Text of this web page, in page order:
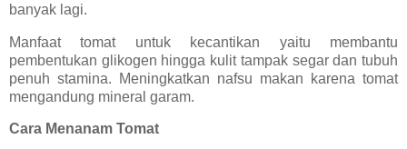
banyak lagi.
Manfaat tomat untuk kecantikan yaitu membantu
pembentukan glikogen hingga kulit tampak segar dan tubuh
penuh stamina. Meningkatkan nafsu makan karena tomat
mengandung mineral garam.
Cara Menanam Tomat